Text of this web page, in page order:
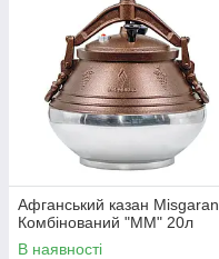
Афганський казан Misgaran
Комбінований "ММ" 20л
В наявності